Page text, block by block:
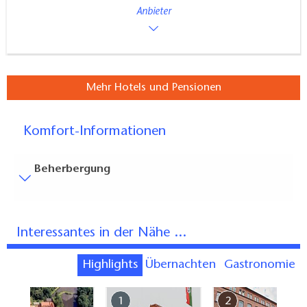
Anbieter
Mehr Hotels und Pensionen
Komfort-Informationen
Beherbergung
Entfernung der Besucherparkplätze zum Eingang (in
Meter, ca.): 5
Überall ebener, stolperfreier Bodenbelag (innen und
außen)
Interessantes in der Nähe ...
Highlights Übernachten Gastronomie
1 2